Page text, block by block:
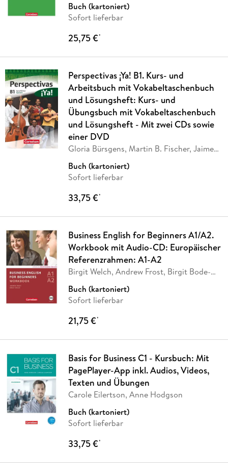
Buch (kartoniert)
Sofort lieferbar
25,75 €*
Perspectivas ¡Ya! B1. Kurs- und
Arbeitsbuch mit Vokabeltaschenbuch
und Lösungsheft: Kurs- und
Übungsbuch mit Vokabeltaschenbuch
und Lösungsheft - Mit zwei CDs sowie
einer DVD
Gloria Bürsgens, Martin B. Fischer, Jaime…
Buch (kartoniert)
Sofort lieferbar
33,75 €*
Business English for Beginners A1/A2.
Workbook mit Audio-CD: Europäischer
Referenzrahmen: A1-A2
Birgit Welch, Andrew Frost, Birgit Bode-
Buch (kartoniert)
Sofort lieferbar
21,75 €*
Basis for Business C1 - Kursbuch: Mit
PagePlayer-App inkl. Audios, Videos,
Texten und Übungen
Carole Eilertson, Anne Hodgson
Buch (kartoniert)
Sofort lieferbar
33,75 €*